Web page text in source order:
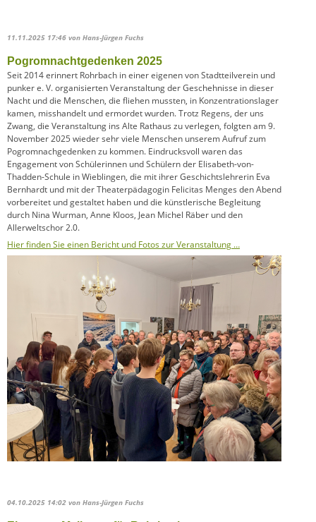
11.11.2025 17:46 von Hans-Jürgen Fuchs
Pogromnachtgedenken 2025
Seit 2014 erinnert Rohrbach in einer eigenen von Stadtteilverein und
punker e. V. organisierten Veranstaltung der Geschehnisse in dieser
Nacht und die Menschen, die fliehen mussten, in Konzentrationslager
kamen, misshandelt und ermordet wurden. Trotz Regens, der uns
Zwang, die Veranstaltung ins Alte Rathaus zu verlegen, folgten am 9.
November 2025 wieder sehr viele Menschen unserem Aufruf zum
Pogromnachgedenken zu kommen. Eindrucksvoll waren das
Engagement von Schülerinnen und Schülern der Elisabeth-von-
Thadden-Schule in Wieblingen, die mit ihrer Geschichtslehrerin Eva
Bernhardt und mit der Theaterpädagogin Felicitas Menges den Abend
vorbereitet und gestaltet haben und die künstlerische Begleitung
durch Nina Wurman, Anne Kloos, Jean Michel Räber und den
Allerweltschor 2.0.
Hier finden Sie einen Bericht und Fotos zur Veranstaltung …
04.10.2025 14:02 von Hans-Jürgen Fuchs